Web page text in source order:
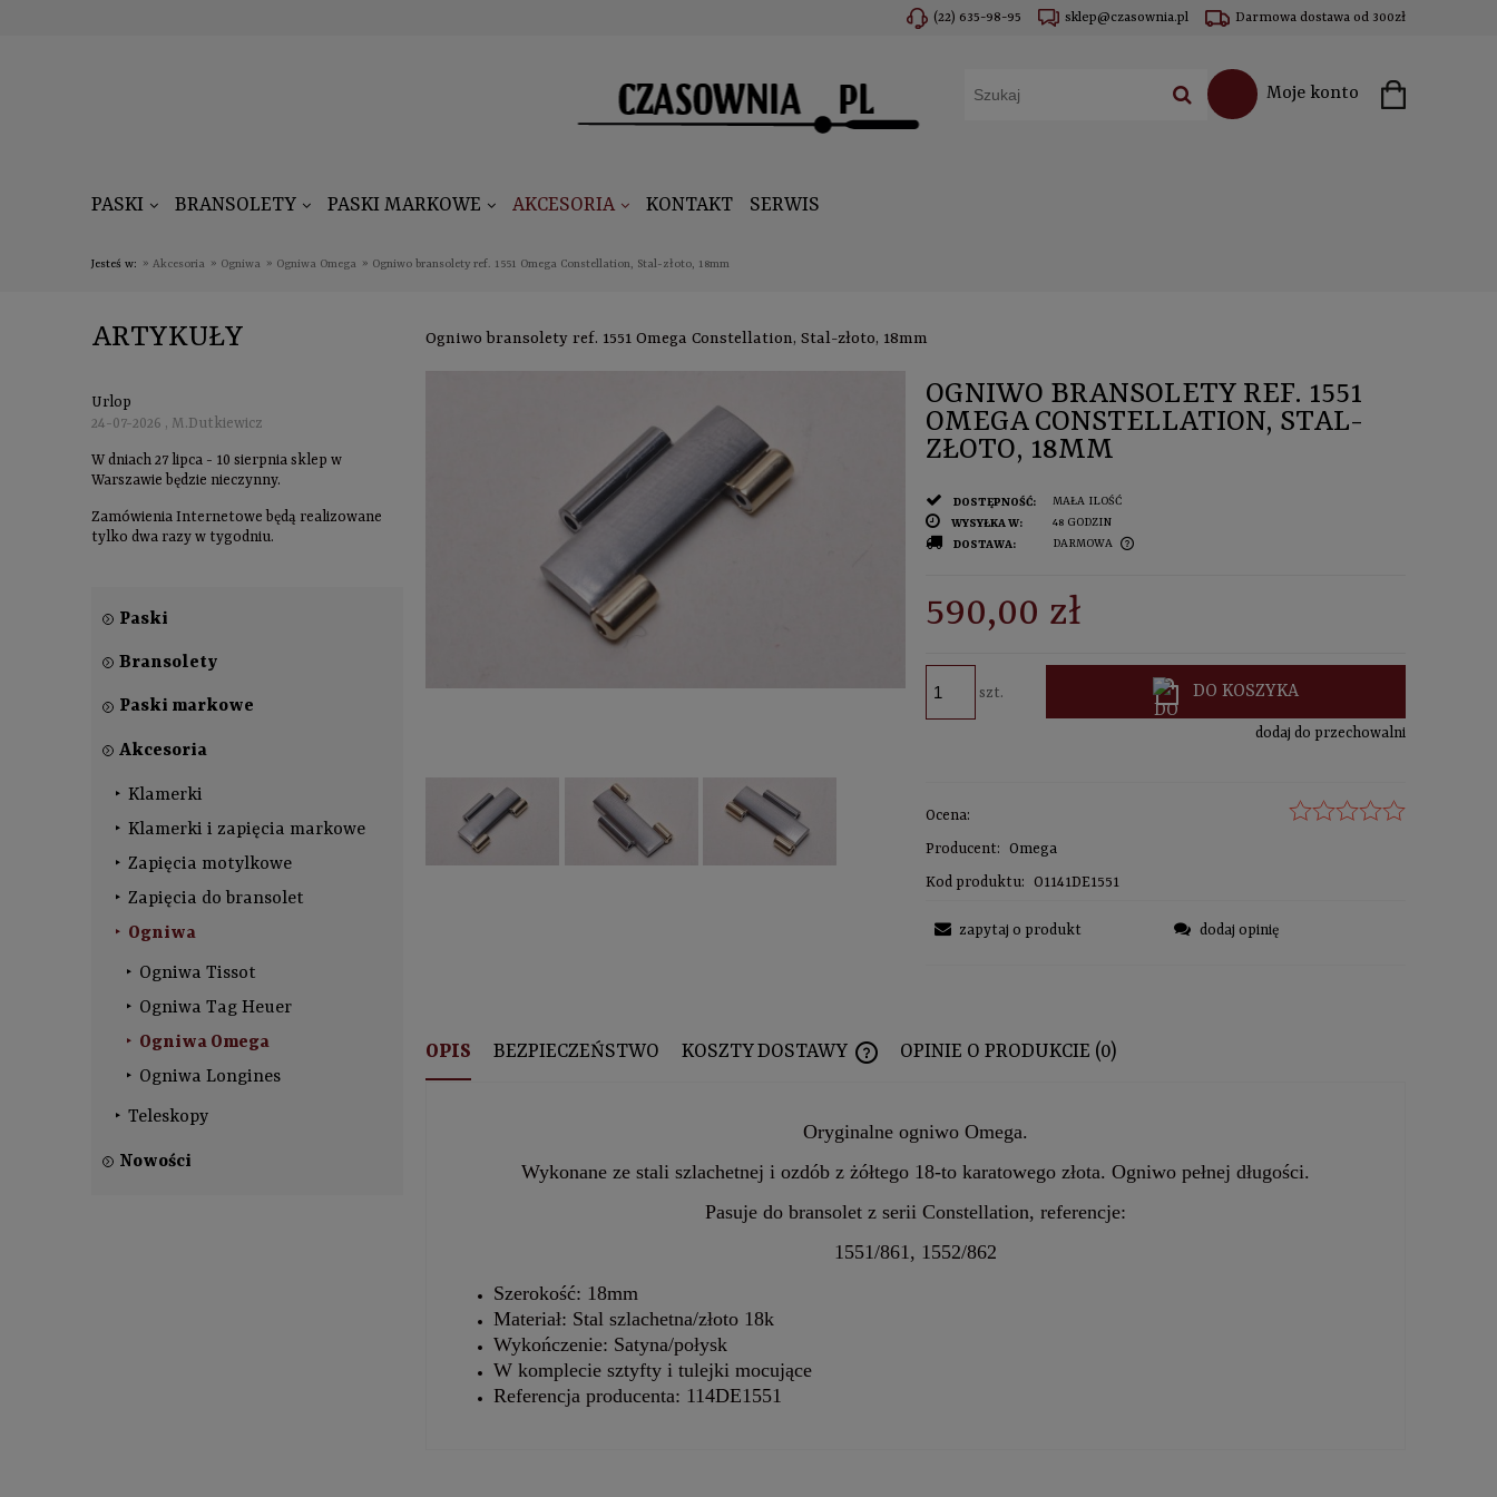
(22) 635-98-95 sklep@czasownia.pl Darmowa dostawa od 300zł
Moje konto
PASKI BRANSOLETY PASKI MARKOWE AKCESORIA KONTAKT SERWIS
Jesteś w: » Akcesoria » Ogniwa » Ogniwa Omega » Ogniwo bransolety ref. 1551 Omega Constellation, Stal-złoto, 18mm
ARTYKUŁY
Urlop
24-07-2026 , M.Dutkiewicz
W dniach 27 lipca - 10 sierpnia sklep w
Warszawie będzie nieczynny.
Zamówienia Internetowe będą realizowane
tylko dwa razy w tygodniu.
Paski
Bransolety
Paski markowe
Akcesoria
Klamerki
Klamerki i zapięcia markowe
Zapięcia motylkowe
Zapięcia do bransolet
Ogniwa
Ogniwa Tissot
Ogniwa Tag Heuer
Ogniwa Omega
Ogniwa Longines
Teleskopy
Nowości
Ogniwo bransolety ref. 1551 Omega Constellation, Stal-złoto, 18mm
OGNIWO BRANSOLETY REF. 1551
OMEGA CONSTELLATION, STAL-
ZŁOTO, 18MM
DOSTĘPNOŚĆ:
MAŁA ILOŚĆ
WYSYŁKA W:
48 GODZIN
DOSTAWA:
DARMOWA
KOSZTÓW PŁATNOŚCI590,00 zł
szt. DO KOSZYKA
dodaj do przechowalni
Ocena:
Producent: Omega
Kod produktu: O1141DE1551
zapytaj o produkt dodaj opinię
OPIS BEZPIECZEŃSTWO KOSZTY DOSTAWY OPINIE O PRODUKCIE (0)
Oryginalne ogniwo Omega.
Wykonane ze stali szlachetnej i ozdób z żółtego 18-to karatowego złota. Ogniwo pełnej długości.
Pasuje do bransolet z serii Constellation, referencje:
1551/861, 1552/862
Szerokość: 18mm
Materiał: Stal szlachetna/złoto 18k
Wykończenie: Satyna/połysk
W komplecie sztyfty i tulejki mocujące
Referencja producenta: 114DE1551